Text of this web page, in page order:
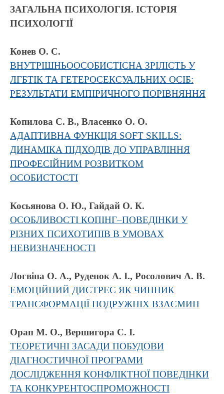
ЗАГАЛЬНА ПСИХОЛОГІЯ. ІСТОРІЯ
ПСИХОЛОГІЇ
Конев О. С.
ВНУТРІШНЬООСОБИСТІСНА ЗРІЛІСТЬ У
ЛГБТІК ТА ГЕТЕРОСЕКСУАЛЬНИХ ОСІБ:
РЕЗУЛЬТАТИ ЕМПІРИЧНОГО ПОРІВНЯННЯ
Копилова С. В., Власенко О. О.
АДАПТИВНА ФУНКЦІЯ SOFT SKILLS:
ДИНАМІКА ПІДХОДІВ ДО УПРАВЛІННЯ
ПРОФЕСІЙНИМ РОЗВИТКОМ
ОСОБИСТОСТІ
Косьянова О. Ю., Гайдай О. К.
ОСОБЛИВОСТІ КОПІНГ–ПОВЕДІНКИ У
РІЗНИХ ПСИХОТИПІВ В УМОВАХ
НЕВИЗНАЧЕНОСТІ
Логвіна О. А., Руденок А. І., Росолович А. В.
ЕМОЦІЙНИЙ ДИСТРЕС ЯК ЧИННИК
ТРАНСФОРМАЦІЇ ПОДРУЖНІХ ВЗАЄМИН
Орап М. О., Вершигора С. І.
ТЕОРЕТИЧНІ ЗАСАДИ ПОБУДОВИ
ДІАГНОСТИЧНОЇ ПРОГРАМИ
ДОСЛІДЖЕННЯ КОНФЛІКТНОЇ ПОВЕДІНКИ
ТА КОНКУРЕНТОСПРОМОЖНОСТІ